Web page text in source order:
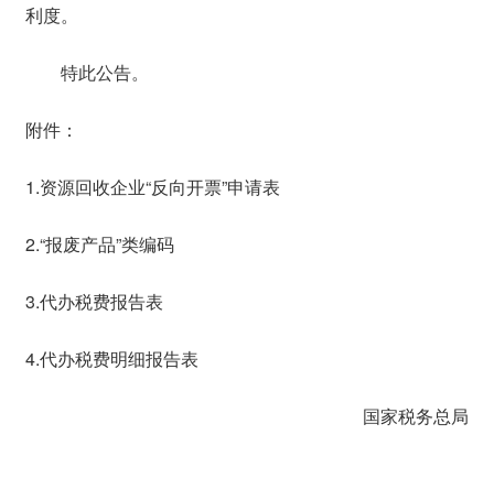
利度。
特此公告。
附件：
1.资源回收企业“反向开票”申请表
2.“报废产品”类编码
3.代办税费报告表
4.代办税费明细报告表
国家税务总局